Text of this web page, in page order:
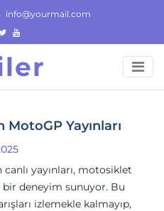
info@yourmail.com
Yayınları
canlı yayınları, motosiklet
deneyim sunuyor. Bu
izlemekle kalmayıp,